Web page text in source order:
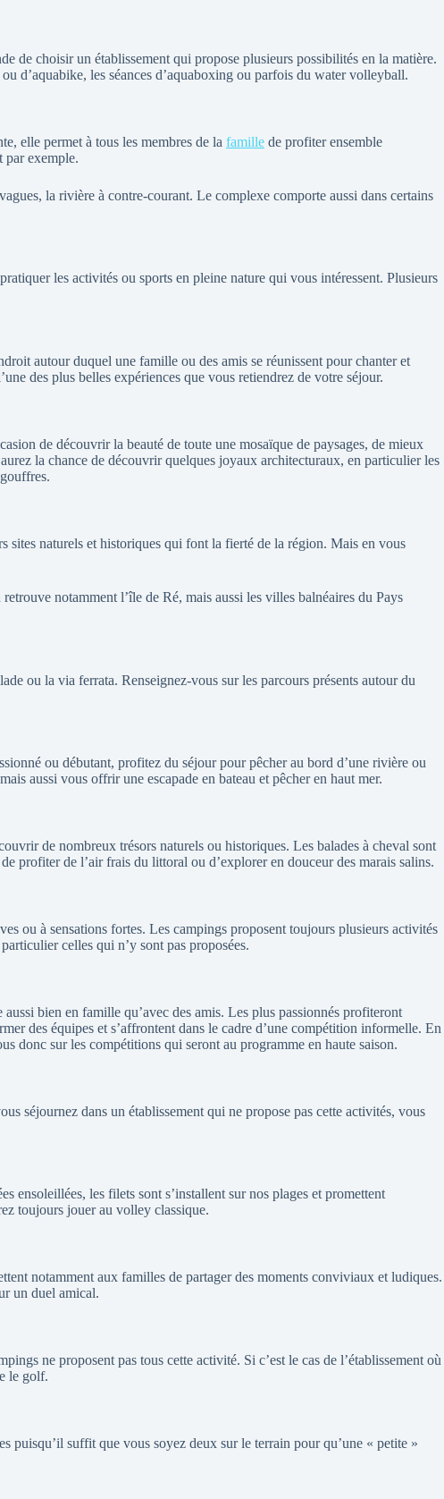
de choisir un établissement qui propose plusieurs possibilités en la matière.
d’aquabike, les séances d’aquaboxing ou parfois du water volleyball.
elle permet à tous les membres de la famille de profiter ensemble
par exemple.
la rivière à contre-courant. Le complexe comporte aussi dans certains
les activités ou sports en pleine nature qui vous intéressent. Plusieurs
autour duquel une famille ou des amis se réunissent pour chanter et
des plus belles expériences que vous retiendrez de votre séjour.
de découvrir la beauté de toute une mosaïque de paysages, de mieux
la chance de découvrir quelques joyaux architecturaux, en particulier les
sites naturels et historiques qui font la fierté de la région. Mais en vous
notamment l’île de Ré, mais aussi les villes balnéaires du Pays
ou la via ferrata. Renseignez-vous sur les parcours présents autour du
ou débutant, profitez du séjour pour pêcher au bord d’une rivière ou
aussi vous offrir une escapade en bateau et pêcher en haut mer.
de nombreux trésors naturels ou historiques. Les balades à cheval sont
profiter de l’air frais du littoral ou d’explorer en douceur des marais salins.
ou à sensations fortes. Les campings proposent toujours plusieurs activités
celles qui n’y sont pas proposées.
bien en famille qu’avec des amis. Les plus passionnés profiteront
des équipes et s’affrontent dans le cadre d’une compétition informelle. En
donc sur les compétitions qui seront au programme en haute saison.
séjournez dans un établissement qui ne propose pas cette activités, vous
ensoleillées, les filets sont s’installent sur nos plages et promettent
toujours jouer au volley classique.
notamment aux familles de partager des moments conviviaux et ludiques.
un duel amical.
ne proposent pas tous cette activité. Si c’est le cas de l’établissement où
le golf.
puisqu’il suffit que vous soyez deux sur le terrain pour qu’une « petite »